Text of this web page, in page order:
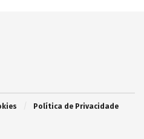
Política de Privacidade